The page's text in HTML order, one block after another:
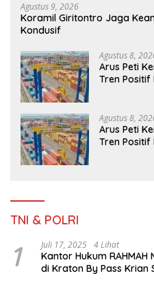
Agustus 9, 2026
Koramil Giritontro Jaga
Kondusif
Agustus 8,
Arus Peti
Tren Positif
Agustus 8,
Arus Peti
Tren Positif
TNI & POLRI
1 Juli 17, 2025 4 Lihat
Kantor Hukum RAHMAH
di Kraton By Pass Krian